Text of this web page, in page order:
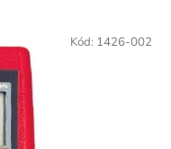
Kód: 1426-002